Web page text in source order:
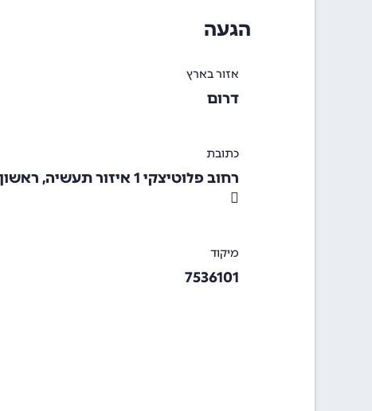
הגעה
אזור בארץ
דרום
כתובת
רחוב פלוטיצקי 1 איזור תעשיה, ראשון לציון
מיקוד
7536101